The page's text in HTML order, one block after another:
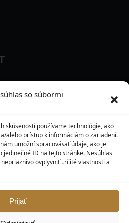
so súbormi
skúseností používame technológie, ako
alebo prístup k informáciám o zariadení.
umožní spracovávať údaje, ako je
ID na tejto stránke. Nesúhlas
ovplyvniť určité vlastnosti a
Prijať